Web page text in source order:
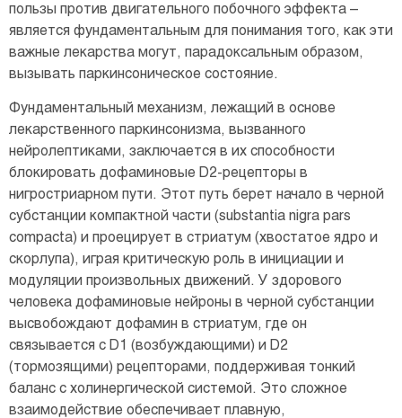
пользы против двигательного побочного эффекта –
является фундаментальным для понимания того, как эти
важные лекарства могут, парадоксальным образом,
вызывать паркинсоническое состояние.
Фундаментальный механизм, лежащий в основе
лекарственного паркинсонизма, вызванного
нейролептиками, заключается в их способности
блокировать дофаминовые D2-рецепторы в
нигростриарном пути. Этот путь берет начало в черной
субстанции компактной части (substantia nigra pars
compacta) и проецирует в стриатум (хвостатое ядро и
скорлупа), играя критическую роль в инициации и
модуляции произвольных движений. У здорового
человека дофаминовые нейроны в черной субстанции
высвобождают дофамин в стриатум, где он
связывается с D1 (возбуждающими) и D2
(тормозящими) рецепторами, поддерживая тонкий
баланс с холинергической системой. Это сложное
взаимодействие обеспечивает плавную,